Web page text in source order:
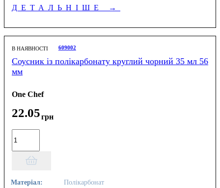
ДЕТАЛЬНІШЕ →
В НАЯВНОСТІ 609002
Соусник із полікарбонату круглий чорний 35 мл 56
мм
One Chef
22.05грн
Матеріал: Полікарбонат